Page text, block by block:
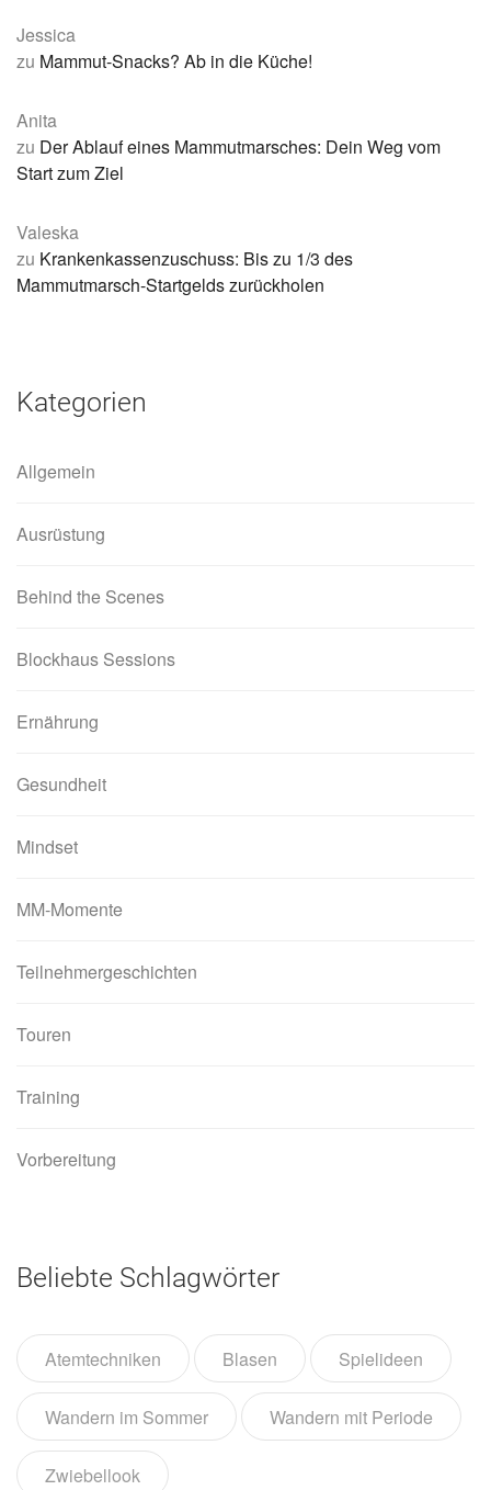
Jessica
zu Mammut-Snacks? Ab in die Küche!
Anita
zu Der Ablauf eines Mammutmarsches: Dein Weg vom
Start zum Ziel
Valeska
zu Krankenkassenzuschuss: Bis zu 1/3 des
Mammutmarsch-Startgelds zurückholen
Kategorien
Allgemein
Ausrüstung
Behind the Scenes
Blockhaus Sessions
Ernährung
Gesundheit
Mindset
MM-Momente
Teilnehmergeschichten
Touren
Training
Vorbereitung
Beliebte Schlagwörter
Atemtechniken Blasen Spielideen
Wandern im Sommer Wandern mit Periode
Zwiebellook